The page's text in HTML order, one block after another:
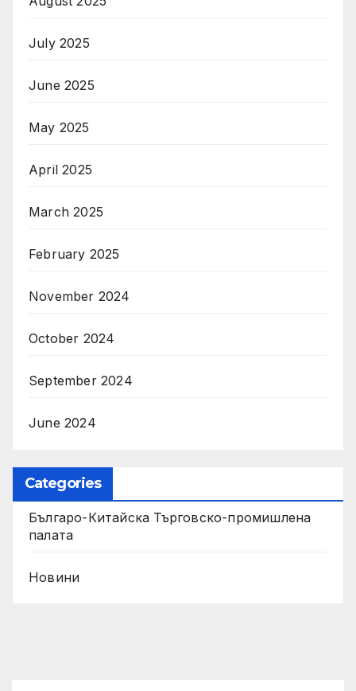
July 2025
June 2025
May 2025
April 2025
March 2025
February 2025
November 2024
October 2024
September 2024
June 2024
Categories
Българо-Китайска Търговско-промишлена
палaта
Новини